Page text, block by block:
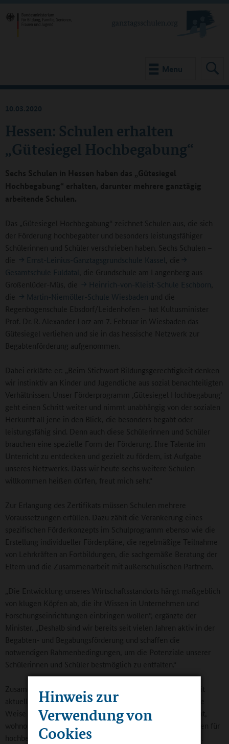
Hinweis zur
Verwendung von
Cookies
Menu
Hessen: Schulen erhalten
„Gütesiegel Hochbegabung“
10.03.2020
Sechs Schulen in Hessen haben das „Gütesiegel
Hochbegabung“ erhalten, darunter mehrere ganztägig
arbeitende Schulen.
Das „Gütesiegel Hochbegabung“ zeichnet Schulen aus, die sich
der Förderung hochbegabter und besonders leistungsfähiger
Schülerinnen und Schüler verschrieben haben. Sechs Schulen –
die
Ernst-Leinius-Ganztagsgrundschule Kassel , die
Gesamtschule Fuldatal , die Grundschule am Langenberg aus
Großenlüder-Müs, die
Heinrich-von-Kleist-Schule Eschborn
die
Martin-Niemöller-Schule Wiesbaden und die
Regenbogenschule Ebsdorf/Leidenhofen – hat Kultusminister
Prof. Dr. R. Alexander Lorz am 7. Februar in Wiesbaden das
Gütesiegel verliehen und sie in das hessische Netzwerk zur
Begabtenförderung aufgenommen.
Dabei erklärte er: „Beim Stichwort Bildungsgerechtigkeit denken
wir instinktiv an Kinder und Jugendliche aus sozial benachteiligten
Verhältnissen. Unser Förderprogramm ‚Gütesiegel Hochbegabung‘
geht einen Schritt weiter und nimmt unabhängig von der sozialen
Herkunft all jene in den Blick, die besonders begabt oder
leistungsfähig sind. Denn auch diese Schülerinnen und Schüler
brauchen eine spezielle Form der Förderung. Ihre Talente im
Unterricht zu entdecken und gezielt zu fördern, ist Aufgabe
unseres Netzwerks. Dass wir heute sechs weitere Schulen
willkommen heißen dürfen, freut mich sehr.“
Zur Erlangung des Zertifikats müssen Schulen mehrere
Voraussetzungen erfüllen. Dazu zählt die Verankerung eines
spezifischen Förderkonzepts im Schulprogramm ebenso wie die
Erstellung individueller Förderpläne, die regelmäßige Teilnahme
von Lehrkräften an Fortbildungen, die sachgemäße Beratung der
Eltern und die Zusammenarbeit mit außerschulischen Partnern.
„Die Entwicklung unseres Wirtschaftsstandorts hängt maßgeblich
von klugen Köpfen ab, die ihr Wissen in Unternehmen und
Forschungseinrichtungen einbringen wollen“, ergänzte der
Minister. „Deshalb sind wir bereits seit vielen Jahren aktiv in der
Begabten- und Begabungsförderung und schaffen die
notwendigen Rahmenbedingungen, um die Potenziale unserer
Schülerinnen und Schüler bestmöglich zu entfalten.“
Zusammen mit den sechs Neuzugängen nehmen hessenweit
aktuell 184 Schulen am Gütesiegelprogramm teil. „Auf diese
Weise ist ein dichtes Netz entstanden, das es uns ermöglicht,
wohnortnahe und qualitativ hochwertige Fördermöglichkeiten für
hochbegabte Schülerinnen und Schüler anzubieten“, so Lorz.